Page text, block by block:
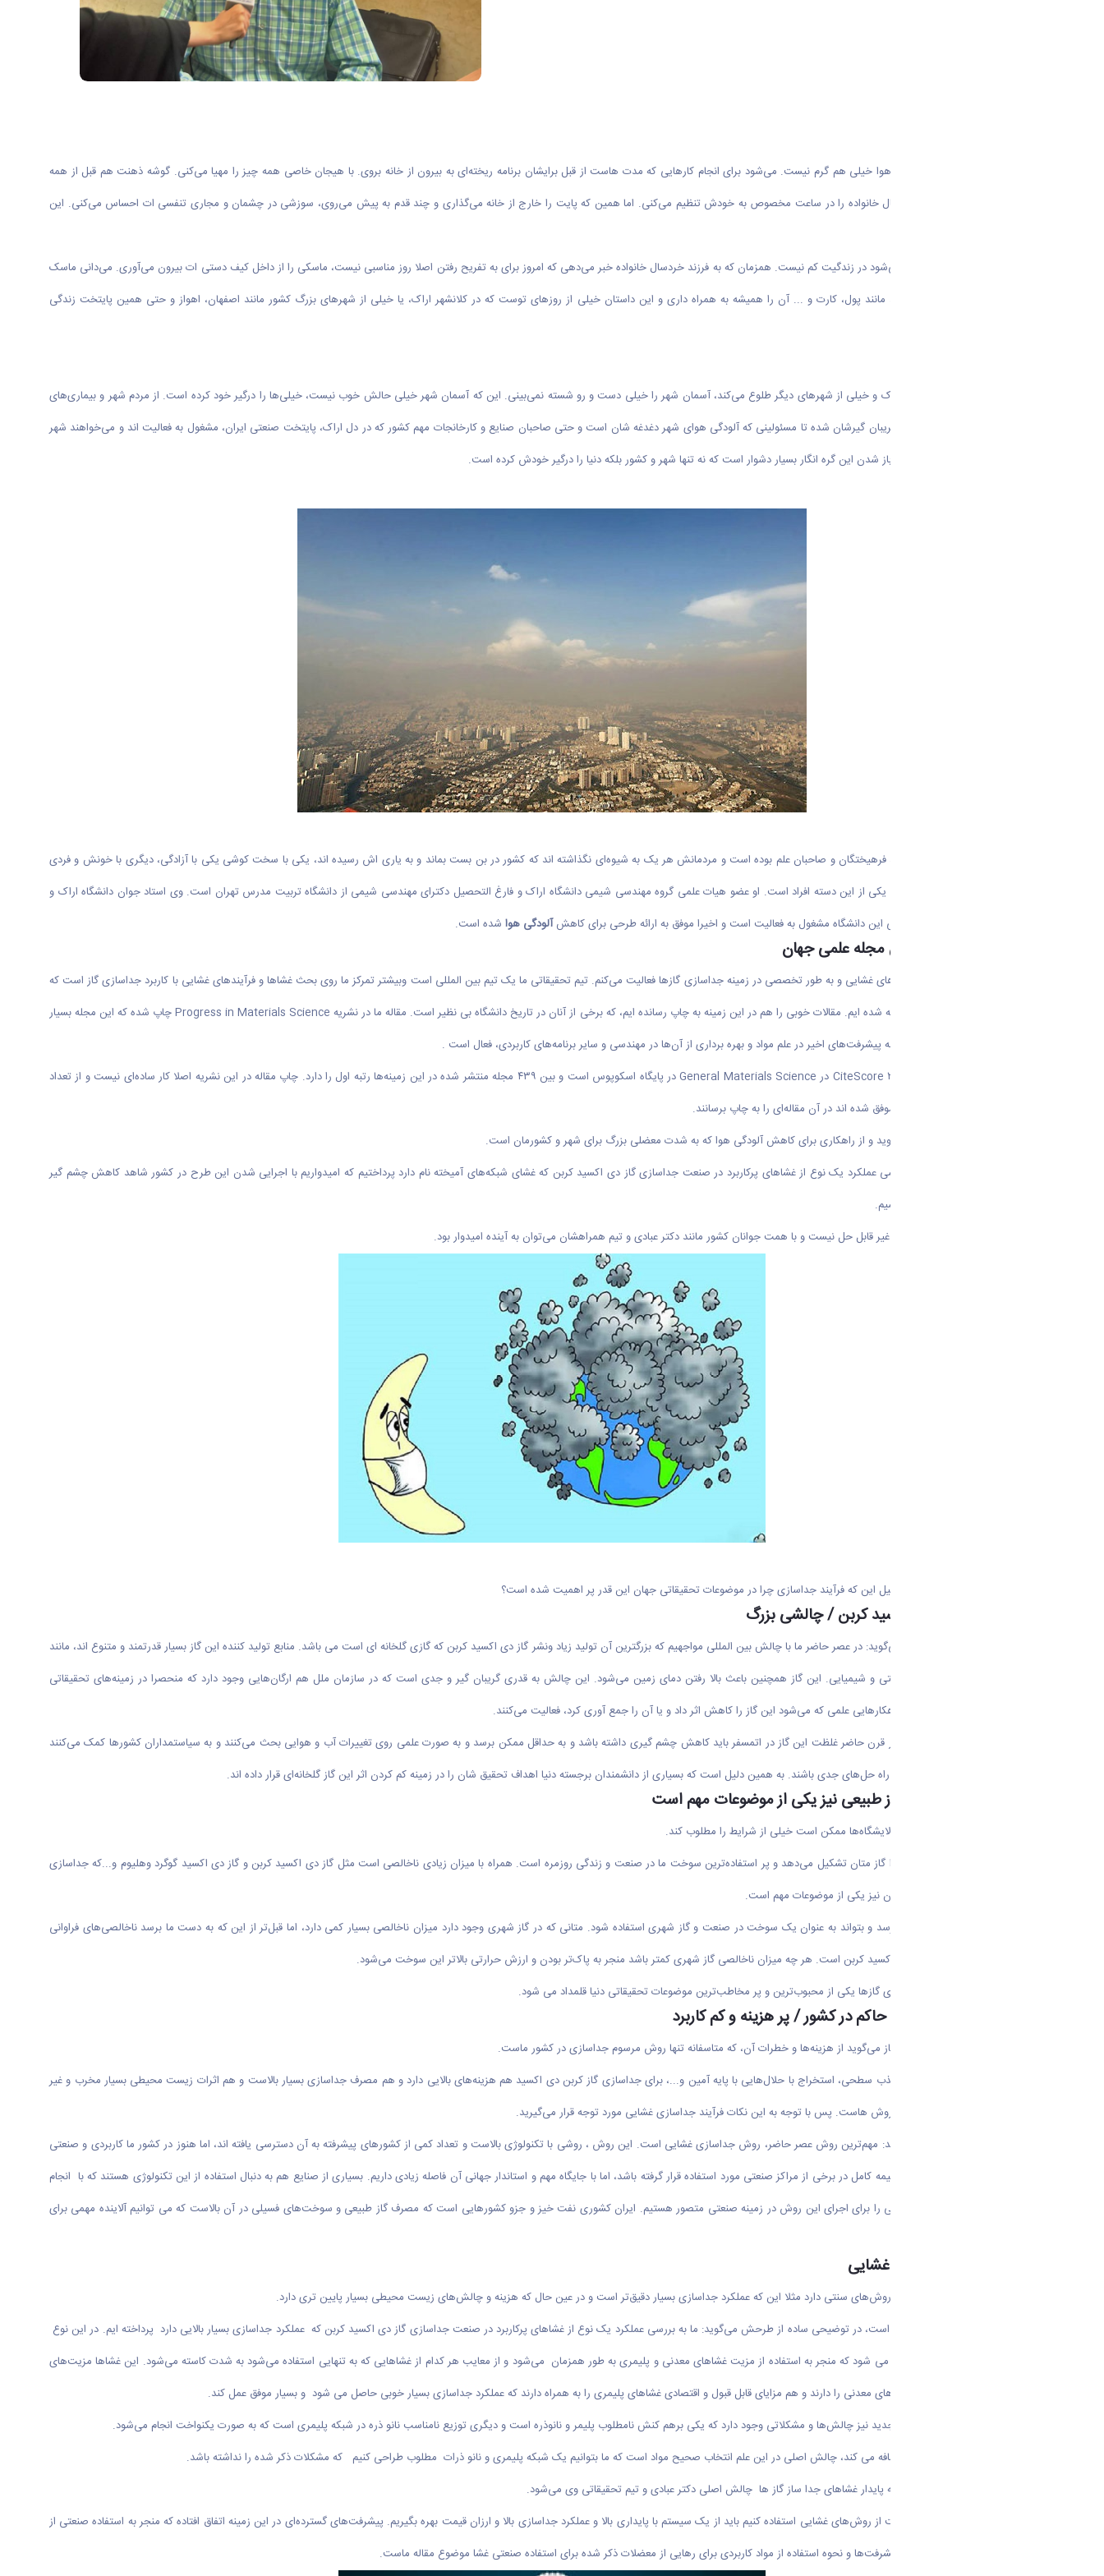
امروز صبح یک روز تابستانی است که هوا خیلی هم گرم نیست. می‌شود برای انجام کار‌هایی که مدت هاست از قبل برایشان برنامه ریخته‌ای به بیرون از خانه بروی. با هیجان خاصی همه چیز را مهیا می‌کنی. گوشه ذهنت هم قبل از همه
کار‌ها، قرار به تفریح بردن فرزند خردسال خانواده را در ساعت مخصوص به خودش تنظیم می‌کنی. اما همین که پایت را خارج از خانه می‌گذاری و چند قدم به پیش می‌روی، سوزشی در چشمان و مجاری تنفسی ات احساس می‌کنی. این
چرا که تعداد روز‌هایی که این چنین می‌شود در زندگیت کم نیست. همزمان که به فرزند خردسال خانواده خبر می‌دهی که امروز برای به تفریح رفتن اصلا روز مناسبی نیست، ماسکی را از داخل کیف دستی ات بیرون می‌آوری. می‌دانی ماسک
جز لوازم ضروری همراهت شده است، مانند پول، کارت و ... آن را همیشه به همراه داری و این داستان خیلی از روز‌های توست که در کلانشهر اراک، یا خیلی از شهر‌های بزرگ کشور مانند اصفهان، اهواز و حتی همین پایتخت زندگی
در این روز‌ها که خورشید در شهر ما اراک و خیلی از شهر‌های دیگر طلوع می‌کند، آسمان شهر را خیلی دست و رو شسته نمی‌بینی. این که آسمان شهر خیلی حالش خوب نیست، خیلی‌ها را درگیر خود کرده است. از مردم شهر و بیماری‌های
ریز و درشتی که به خاطر آلودگی هوا گریبان گیرشان شده تا مسئولینی که آلودگی هوای شهر دغدغه شان است و حتی صاحبان صنایع و کارخانجات مهم کشور که در دل اراک، پایتخت صنعتی ایران، مشغول به فعالیت اند و می‌خواهند شهر
کمتر جور صنعتی شدنش را بکشد. اما باز شدن این گره انگار بسیار دشوار است که نه تنها شهر و کشور بلکه دنیا را درگیر خودش کرده است.
اما کشورمان از گذشته تا به امروز، مهد فرهیختگان و صاحبان علم بوده است و مردمانش هر یک به شیوه‌ای نگذاشته اند که کشور در بن بست بماند و به یاری اش رسیده اند، یکی با سخت کوشی یکی با آزادگی، دیگری با خونش و فردی
هم با علم و دانشش. دکتر آبتین عبادی یکی از این دسته افراد است. او عضو هیات علمی گروه مهندسی شیمی دانشگاه اراک و فارغ التحصیل دکترای مهندسی شیمی از دانشگاه تربیت مدرس تهران است. وی استاد جوان دانشگاه اراک و
چهار سال است که به عنوان هیات علمی این دانشگاه مشغول به فعالیت است و اخیرا موفق به ارائه طرحی برای کاهشآلودگی هوا شده است.
انتشار در یکی از معتبر ترین مجله علمی جهان
می‌گوید: ۱۰ سالی است که روی فرآیند‌های غشایی و به طور تخصصی در زمینه جداسازی گاز‌ها فعالیت می‌کنم. تیم تحقیقاتی ما یک تیم بین المللی است وبیشتر تمرکز ما روی بحث غشا‌ها و فرآیند‌های غشایی با کاربرد جداسازی گاز است که
موفق به فعالیت‌های مثبتی در این زمینه شده ایم. مقالات خوبی را هم در این زمینه به چاپ رسانده ایم، که برخی از آنان در تاریخ دانشگاه بی نظیر است. مقاله ما در نشریه Progress in Materials Science چاپ شده که این مجله بسیار
معتبر علمی بین المللی است و در زمینه پیشرفت‌های اخیر در علم مواد و بهره برداری از آن‌ها در مهندسی و سایر برنامه‌های کاربردی، فعال است .
این مجله دارای رتبه یک بر اساس CiteScore ۲۰۱۸ در General Materials Science در پایگاه اسکوپوس است و بین ۴۳۹ مجله منتشر شده در این زمینه‌ها رتبه اول را دارد. چاپ مقاله در این نشریه اصلا کار ساده‌ای نیست و از تعداد
محدودی از دانشمندان ایرانی تا کنون موفق شده اند در آن مقاله‌ای را به چاپ برسانند.
از کار تحقیقاتی که انجام داده اند می گوید و از راهکاری برای کاهش آلودگی هوا که به شدت معضلی بزرگ برای شهر و کشورمان است.‌
این دانشمند جوان می‌گوید: ما به بررسی عملکرد یک نوع از غشا‌های پرکاربرد در صنعت جداسازی گاز دی اکسید کربن که غشای شبکه‌های آمیخته نام دارد پرداختیم که امیدواریم با اجرایی شدن این طرح در کشور شاهد کاهش چشم گیر
آلودگی هوا و گرم شدن دمای زمین باشیم.
مشکل کاهش آلودگی هوا آن قدر هم غیر قابل حل نیست و با همت جوانان کشور مانند دکتر عبادی و تیم همراهشان می‌توان به آینده امیدوار بود.
از اهمیت جداسازی گاز‌ها می‌گوید و دلیل این که فرآیند جداسازی چرا در موضوعات تحقیقاتی جهان این قدر پر اهمیت شده است؟
تولید زیاد و نشر گاز دی اکسید کربن / چالشی بزرگ
استاد مهندسی شیمی دانشگاه اراک می‌گوید: در عصر حاضر ما با چالش بین المللی مواجهیم که بزرگترین آن تولید زیاد ونشر گاز دی اکسید کربن که گازی گلخانه ای است می باشد. منابع تولید کننده این گاز بسیار قدرتمند و متنوع اند، مانند
سوخت‌های فسیلی و فعالیت‌های صنعتی و شیمیایی. این گاز همچنین باعث بالا رفتن دمای زمین می‌شود. این چالش به قدری گریبان گیر و جدی است که در سازمان ملل هم ارگان‌هایی وجود دارد که منحصرا در زمینه‌های تحقیقاتی
این سازمان مدام هشدار می‌دهد که در قرن حاضر غلظت این گاز در اتمسفر باید کاهش چشم گیری داشته باشد و به حداقل ممکن برسد و به صورت علمی روی تغییرات آب و هوایی بحث می‌کنند و به سیاستمداران کشور‌ها کمک می‌کنند
که در زمینه خطرات نشر این گاز به فکر راه حل‌های جدی باشند. به همین دلیل است که بسیاری از دانشمندان برجسته دنیا اهداف تحقیق شان را در زمینه کم کردن اثر این گاز گلخانه‌ای قرار داده اند.
جداسازی و خالص سازی گاز طبیعی نیز یکی از موضوعات مهم است
اما اجرای طرح عبادی در نیروگاه‌ها و پالایشگاه‌ها ممکن است خیلی از شرایط را مطلوب کند.
عبادی می‌گوید:گاز طبیعی که اکثر آن را گاز متان تشکیل می‌دهد و پر استفاده‌ترین سوخت ما در صنعت و زندگی روزمره است. همراه با میزان زیادی ناخالصی است مثل گاز دی اکسید کربن و گاز دی اکسید گوگرد وهلیوم و...که جداسازی
این مواد از گاز طبیعی و خالص سازی آن نیز یکی از موضوعات مهم است.
چراکه باید گاز متان به حالت خالص برسد و بتواند به عنوان یک سوخت در صنعت و گاز شهری استفاده شود. متانی که در گاز شهری وجود دارد میزان ناخالصی بسیار کمی دارد، اما قبل‌تر از این که به دست ما برسد ناخالصی‌های فراوانی
داشته که یکی از آنها گاز گلخانه‌ای دی اکسید کربن است. هر چه میزان ناخالصی گاز شهری کمتر باشد منجر به پاک‌تر بودن و ارزش حرارتی بالاتر این سوخت می‌شود.
برای همین است که موضوعات جداسازی گاز‌ها یکی از محبوب‌ترین و پر مخاطب‌ترین موضوعات تحقیقاتی دنیا قلمداد می شود.
روش سنتی جداسازی گازها حاکم در کشور / پر هزینه و کم کاربرد
او در مورد روش‌های سنتی جداسازی گاز می‌گوید از هزینه‌ها و خطرات آن، که متاسفانه تنها روش مرسوم جداسازی در کشور ماست.
روش‌های سنتی مثل تقطیر برودتی، جذب سطحی، استخراج با حلال‌هایی با پایه آمین و...، برای جداسازی گاز کربن دی اکسید هم هزینه‌های بالایی دارد و هم مصرف جداسازی بسیار بالاست و هم اثرات زیست محیطی بسیار مخرب و غیر
قابل کنترلی دارد که از نقاط ضعف این روش هاست. پس با توجه به این نکات فرآیند جداسازی غشایی مورد توجه قرار می‌گیرید.
محقق طرح کاهش آلودگی هوا می‌گوید: مهم‌ترین روش عصر حاضر، روش جداسازی غشایی است. این روش ، روشی با تکنولوژی بالاست و تعداد کمی از کشور‌های پیشرفته به آن دسترسی یافته اند، اما هنوز در کشور ما کاربردی و صنعتی
نشده است. شاید به صورت محدود و نیمه کامل در برخی از مراکز صنعتی مورد استفاده قرار گرفته باشد، اما با جایگاه مهم و استاندار جهانی آن فاصله زیادی داریم. بسیاری از صنایع هم به دنبال استفاده از این تکنولوژی هستند که با انجام
این قبیل کارهای تحقیقاتی آینده‌ خوبی را برای اجرای این روش در زمینه صنعتی متصور هستیم. ایران کشوری نفت خیز و جزو کشور‌هایی است که مصرف گاز طبیعی و سوخت‌های فسیلی در آن بالاست که می توانیم آلاینده‌ مهمی برای
مزیت های روش جداسازی غشایی
روش جداسازی غشایی، مزیت‌هایی بر روش‌های سنتی دارد مثلا این که عملکرد جداسازی بسیار دقیق‌تر است و در عین حال که هزینه و چالش‌های زیست محیطی بسیار پایین تری دارد.
طرح عبادی که بسیار تخصصی و علمی است، در توضیحی ساده از طرحش می‌گوید: ما به بررسی عملکرد یک نوع از غشا‌های پرکاربرد در صنعت جداسازی گاز دی اکسید کربن که عملکرد جداسازی بسیار بالایی دارد پرداخته ایم. در این نوع
جدید از غشا‌ها ، از فناوری نانو استفاده می شود که منجر به استفاده از مزیت غشا‌های معدنی و پلیمری به طور همزمان می‌شود و از معایب هر کدام از غشا‌هایی که به تنهایی استفاده می‌شود به شدت کاسته می‌شود. این غشا‌ها مزیت‌های
مکانیکی و خواص خوب جداسازی غشا‌های معدنی را دارند و هم مزایای قابل قبول و اقتصادی غشا‌های پلیمری را به همراه دارند که عملکرد جداسازی بسیار خوبی حاصل می شود و بسیار موفق عمل کند.
او می‌گوید: البته در تهیه این غشا‌های جدید نیز چالش‌ها و مشکلاتی وجود دارد که یکی برهم کنش نامطلوب پلیمر و نانوذره است و دیگری توزیع نامناسب نانو ذره در شبکه پلیمری است که به صورت یکنواخت انجام می‌شود.
رییس گروه تحقیقاتی دانشگاه اراک اضافه می کند، چالش اصلی در این علم انتخاب صحیح مواد است که ما بتوانیم یک شبکه پلیمری و نانو ذرات مطلوب طراحی کنیم که مشکلات ذکر شده را نداشته باشد.
پس اینجا بود که فکر طراحی یک شبکه پایدار غشاهای جدا ساز گاز ها چالش اصلی دکتر عبادی و تیم تحقیقاتی وی می‌شود.‌
وی می‌ افزاید: اگر ما بخواهیم در صنعت از روش‌های غشایی استفاده کنیم باید از یک سیستم با پایداری بالا و عملکرد جداسازی بالا و ارزان قیمت بهره بگیریم. پیشرفت‌های گسترده‌ای در این زمینه اتفاق افتاده که منجر به استفاده صنعتی از
این روش شده است و چگونگی این پیشرفت‌ها و نحوه استفاده از مواد کاربردی برای رهایی از معضلات ذکر شده برای استفاده صنعتی غشا موضوع مقاله ماست.